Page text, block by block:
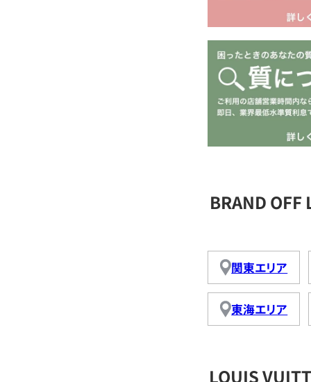
BRAND
関東エリア
東海エリア
LOUIS